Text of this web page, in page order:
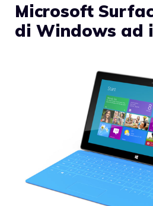
Microsoft
di Windows ad